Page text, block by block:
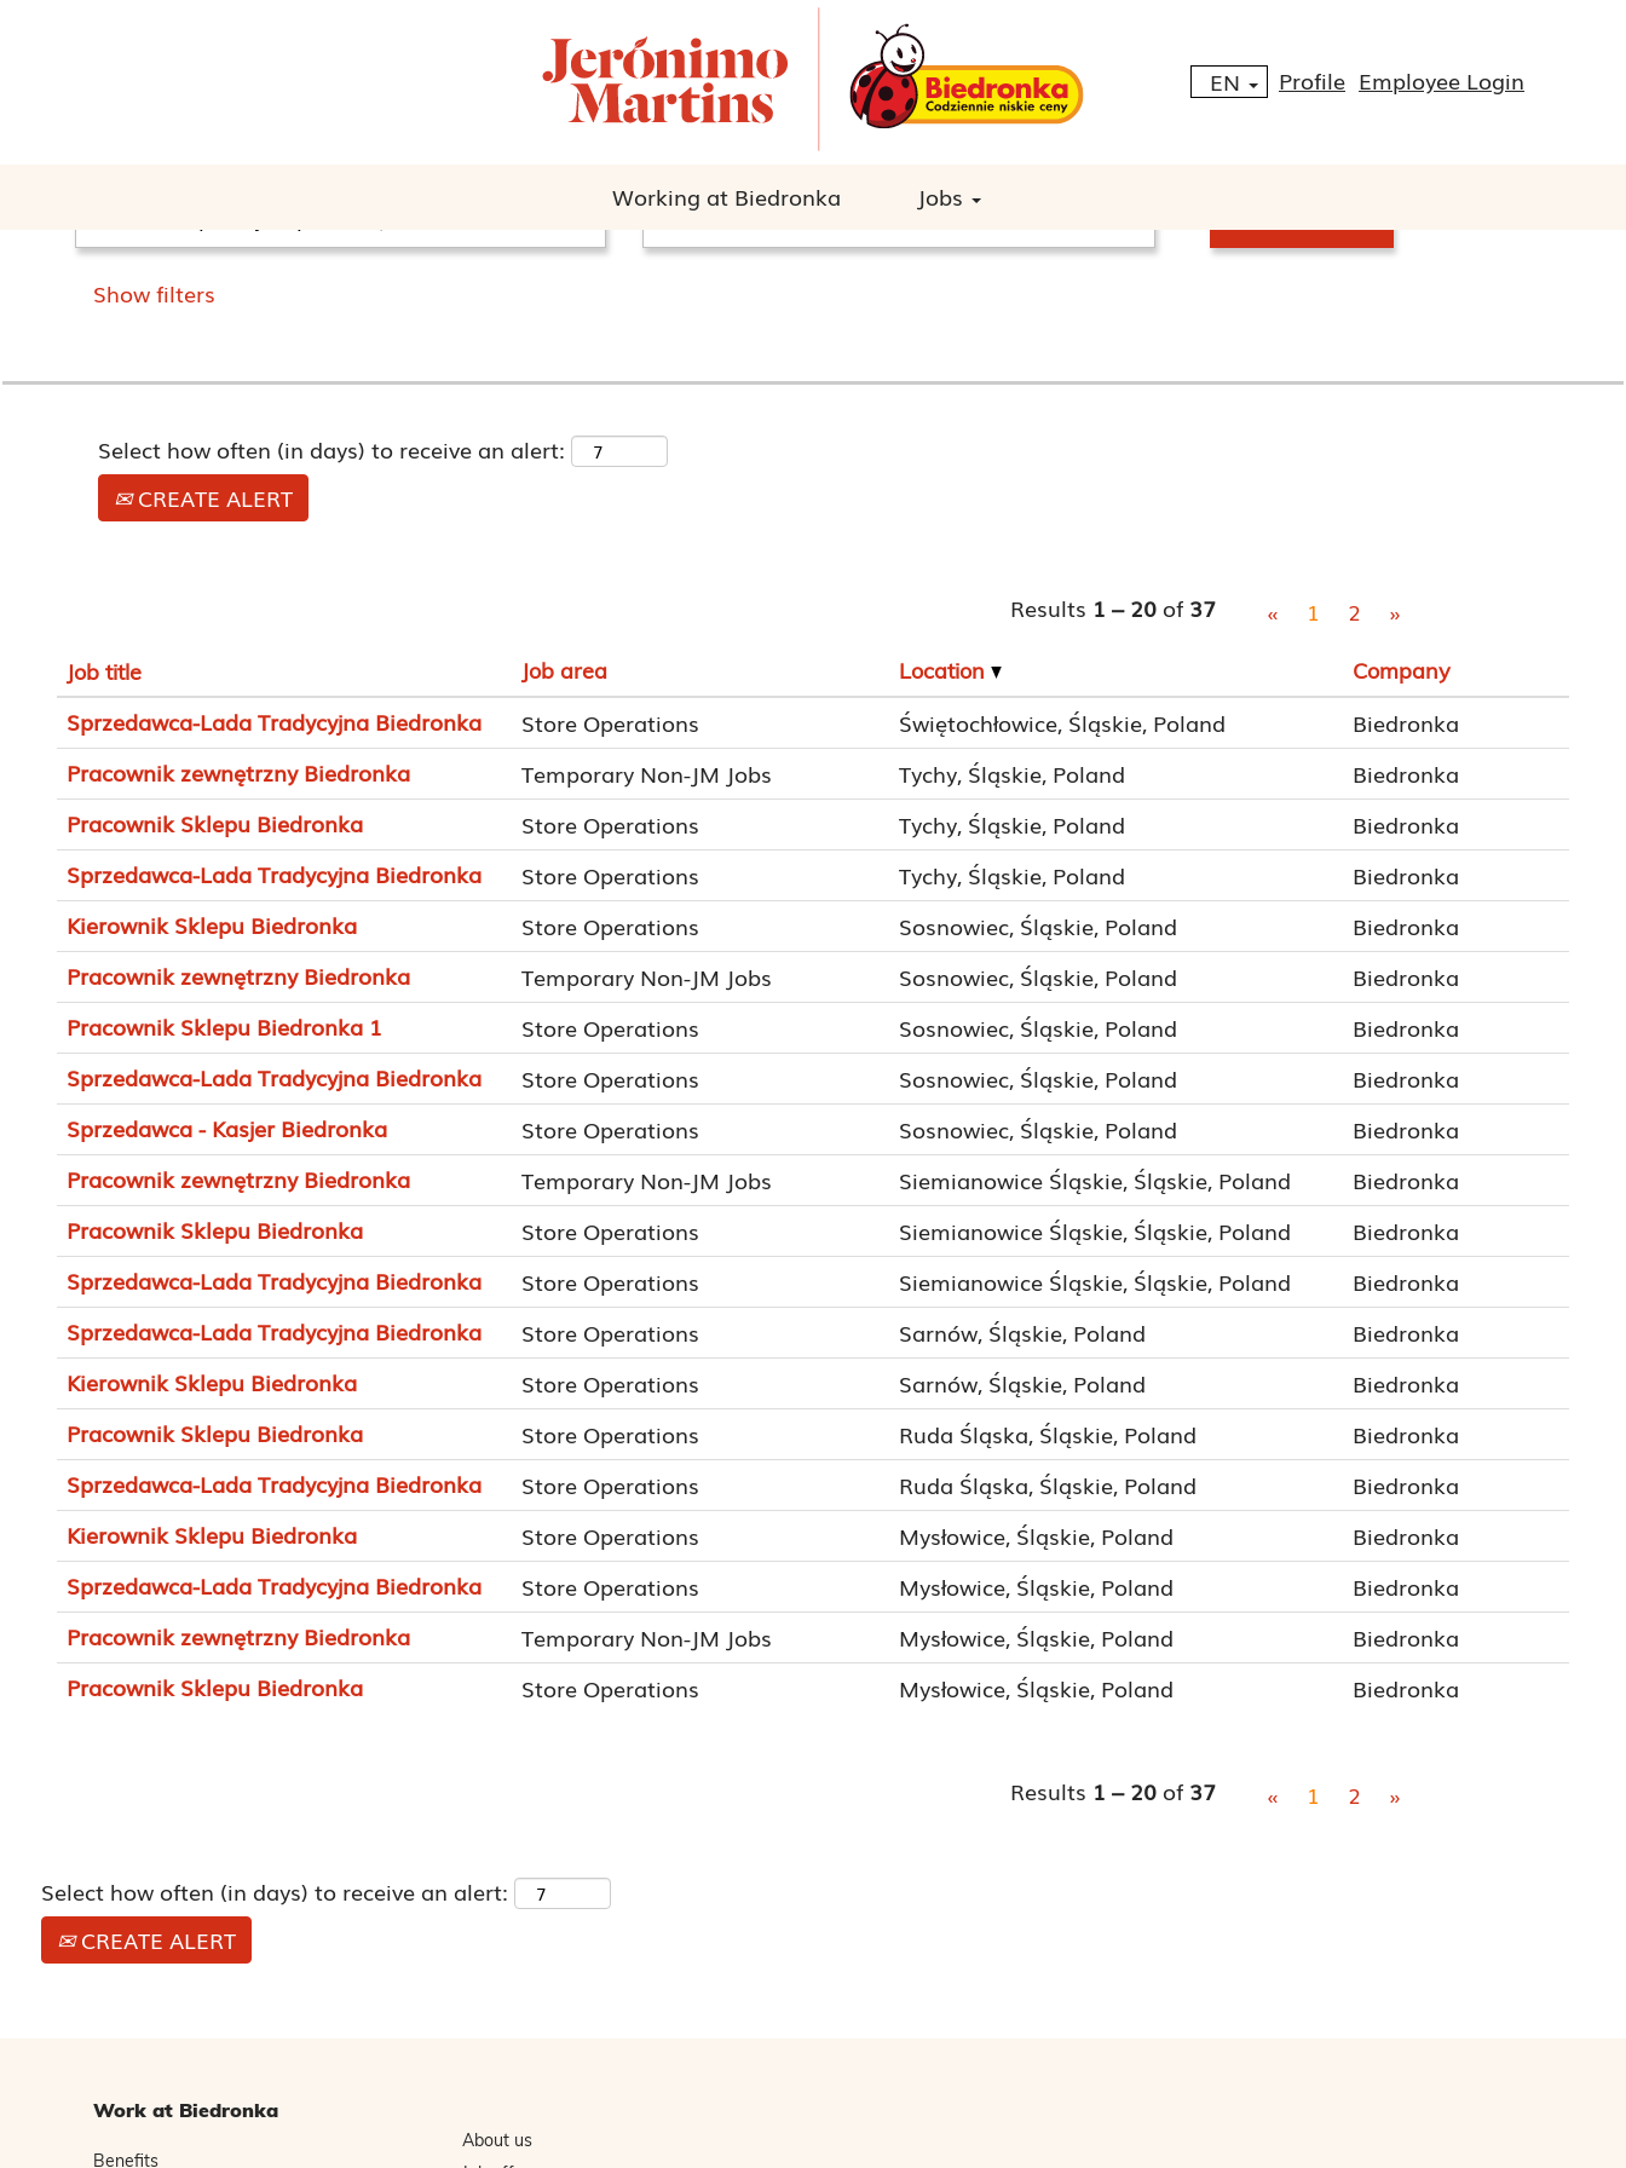
EN Profile Employee Login
Working at Biedronka Jobs
"kierownik operacji i sprzedaży".
Show filters
Select how often (in days) to receive an alert:
CREATE ALERT
Results 1 – 20 of 37 « 1 2 »
Job title Job area Location Company
Sprzedawca-Lada Tradycyjna Biedronka Store Operations Świętochłowice, Śląskie, Poland
Biedronka
Pracownik zewnętrzny Biedronka
Temporary Non-JM Jobs Tychy, Śląskie, Poland
Biedronka
Pracownik Sklepu Biedronka
Store Operations Tychy, Śląskie, Poland
Biedronka
Sprzedawca-Lada Tradycyjna Biedronka
Store Operations Tychy, Śląskie, Poland
Biedronka
Kierownik Sklepu Biedronka
Store Operations Sosnowiec, Śląskie, Poland
Biedronka
Pracownik zewnętrzny Biedronka
Temporary Non-JM Jobs Sosnowiec, Śląskie, Poland
Biedronka
Pracownik Sklepu Biedronka 1
Store Operations Sosnowiec, Śląskie, Poland
Biedronka
Sprzedawca-Lada Tradycyjna Biedronka
Store Operations Sosnowiec, Śląskie, Poland
Biedronka
Sprzedawca - Kasjer Biedronka
Store Operations Sosnowiec, Śląskie, Poland
Biedronka
Pracownik zewnętrzny Biedronka
Temporary Non-JM Jobs Siemianowice Śląskie, Śląskie, Poland
Biedronka
Pracownik Sklepu Biedronka
Store Operations Siemianowice Śląskie, Śląskie, Poland
Biedronka
Sprzedawca-Lada Tradycyjna Biedronka
Store Operations Siemianowice Śląskie, Śląskie, Poland
Biedronka
Sprzedawca-Lada Tradycyjna Biedronka
Store Operations Sarnów, Śląskie, Poland
Biedronka
Kierownik Sklepu Biedronka
Store Operations Sarnów, Śląskie, Poland
Biedronka
Pracownik Sklepu Biedronka
Store Operations Ruda Śląska, Śląskie, Poland
Biedronka
Sprzedawca-Lada Tradycyjna Biedronka
Store Operations Ruda Śląska, Śląskie, Poland
Biedronka
Kierownik Sklepu Biedronka
Store Operations Mysłowice, Śląskie, Poland
Biedronka
Sprzedawca-Lada Tradycyjna Biedronka
Store Operations Mysłowice, Śląskie, Poland
Biedronka
Pracownik zewnętrzny Biedronka
Temporary Non-JM Jobs Mysłowice, Śląskie, Poland
Biedronka
Pracownik Sklepu Biedronka
Store Operations Mysłowice, Śląskie, Poland Biedronka
Results 1 – 20 of 37 « 1 2 »
Select how often (in days) to receive an alert:
CREATE ALERT
Work at Biedronka
Benefits
About us